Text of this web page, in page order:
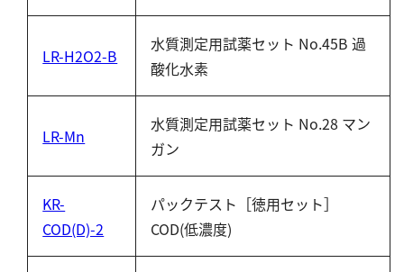
LR-H2O2-B
水質測定用試薬セット No.45B 過
酸化水素
LR-Mn
水質測定用試薬セット No.28 マン
ガン
KR-
COD(D)-2
パックテスト［徳用セット］
COD(低濃度)